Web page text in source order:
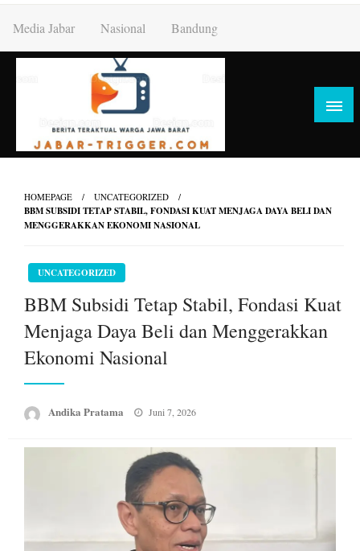
content
Media Jabar Nasional Bandung
HOMEPAGE UNCATEGORIZED
BBM SUBSIDI TETAP STABIL, FONDASI KUAT MENJAGA DAYA BELI DAN
MENGGERAKKAN EKONOMI NASIONAL
UNCATEGORIZED
BBM Subsidi Tetap Stabil, Fondasi Kuat
Menjaga Daya Beli dan Menggerakkan
Ekonomi Nasional
Andika Pratama
Posted
Juni 7, 2026